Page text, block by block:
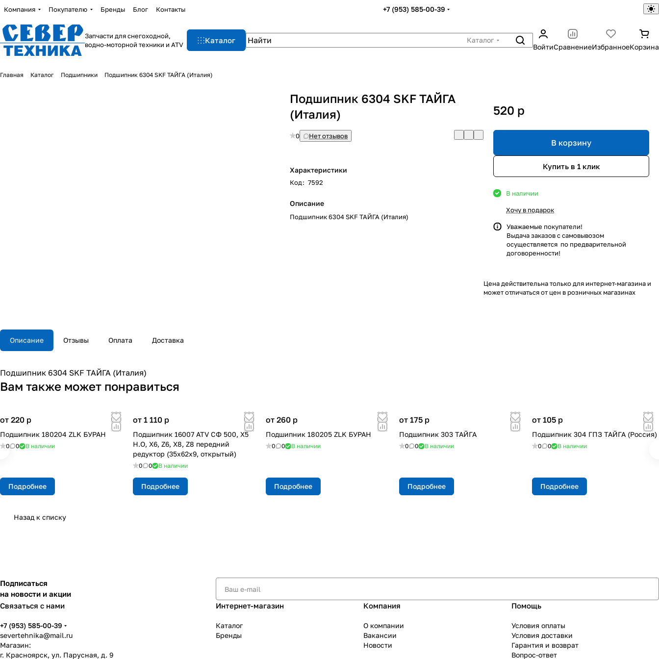
Компания Покупателю Бренды Блог Контакты +7 (953) 585-00-39
Запчасти для снегоходной,
водно-моторной техники и ATV
Каталог
Каталог
ВойтиСравнениеИзбранноеКорзина
Главная Каталог Подшипники Подшипник 6304 SKF ТАЙГА (Италия)
Подшипник 6304 SKF ТАЙГА
(Италия)
0 Нет отзывов
Характеристики
Код: 7592
Описание
Подшипник 6304 SKF ТАЙГА (Италия)
520 p
В корзину
Купить в 1 клик
В наличии
Хочу в подарок
Уважаемые покупатели!
Выдача заказов с самовывозом
осуществляется по предварительной
договоренности!
Цена действительна только для интернет-магазина и
может отличаться от цен в розничных магазинах
Описание Отзывы Оплата Доставка
Подшипник 6304 SKF ТАЙГА (Италия)
Вам также может понравиться
от 220 p
Подшипник 180204 ZLK БУРАН
0 0 В наличии
Подробнее
от 1 110 p
Подшипник 16007 ATV СФ 500, X5
H.O, X6, Z6, X8, Z8 передний
редуктор (35х62х9, открытый)
0 0 В наличии
Подробнее
от 260 p
Подшипник 180205 ZLK БУРАН
0 0 В наличии
Подробнее
от 175 p
Подшипник 303 ТАЙГА
0 0 В наличии
Подробнее
от 105 p
Подшипник 304 ГПЗ ТАЙГА (Россия)
0 0 В наличии
Подробнее
Назад к списку
Подписаться
на новости и акции
Связаться с нами
+7 (953) 585-00-39
severtehnika@mail.ru
Магазин:
г. Красноярск, ул. Парусная, д. 9
Интернет-магазин
Каталог
Бренды
Компания
О компании
Вакансии
Новости
Помощь
Условия оплаты
Условия доставки
Гарантия и возврат
Вопрос-ответ